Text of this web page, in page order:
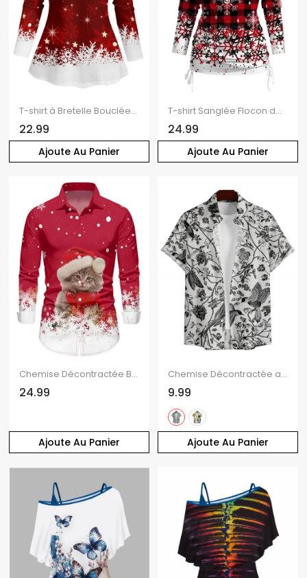
Ajoute Au Panier
T-shirt à Bretelle Bouclée Flocon de Neige de Noël Imprimé à Manches Longues
22.99
Ajoute Au Panier
T-shirt Sanglée Flocon de Neige Imprimé Faux Deux Pièces Manches Longues à Col Bénitier
24.99
Ajoute Au Panier
Chemise Décontractée Boutonnée Chat et Flocon de Neige Imprimés à Manches Longues à Col Relevé
24.99
Ajoute Au Panier
Chemise Décontractée avec Manches Roulées à Imprimé Oiseaux et Boutons pour Hommes
9.99